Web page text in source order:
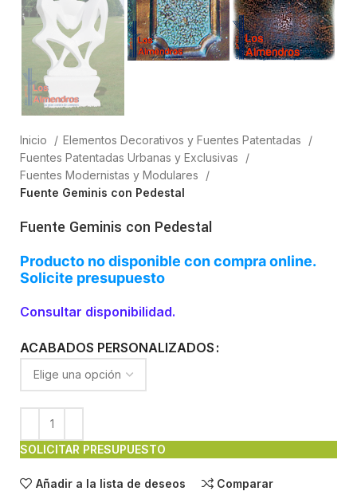
Inicio
Elementos Decorativos y Fuentes Patentadas
Fuentes Patentadas Urbanas y Exclusivas
Fuentes Modernistas y Modulares
Fuente Geminis con Pedestal
Fuente Geminis con Pedestal
Producto no disponible con compra online.
Solicite presupuesto
Consultar disponibilidad.
ACABADOS PERSONALIZADOS
SOLICITAR PRESUPUESTO
Añadir a la lista de deseos Comparar